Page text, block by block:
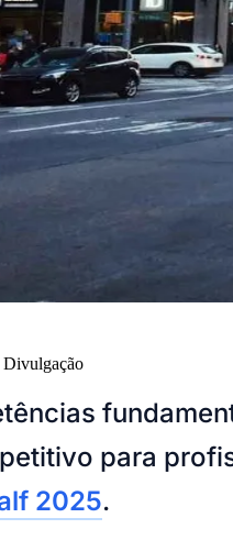
Divulgação
para
2025.